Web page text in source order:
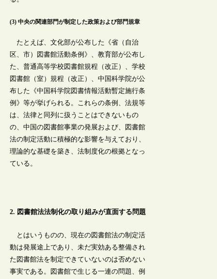
(3) 中央の関連部門が制定した政策および部門規章
たとえば、文化部が公布した《省（自治
区、市）図書館活動条例》、教育部が公布し
た、普通高等学校図書館規程（改正）、学校
図書館（室）規程（改正）、中国科学院が公
布した《中国科学院図書情報活動暫定施行条
例》等が挙げられる。これらの条例、法規等
は、法律と同列に扱うことはできないもの
の、中国の図書館事業の発展および、図書館
法の制定活動に積極的な影響を与えており、
理論的な基礎を築き、法制度化の根拠となっ
ている。
2. 図書館法法制化の取り組みが直面する問題
とはいうものの、現在の図書館法の制定活
動は発展途上であり、未だ実効ある整備され
た図書館法を制定できていないのは否めない
事実である。図書館で生じる一連の問題、例